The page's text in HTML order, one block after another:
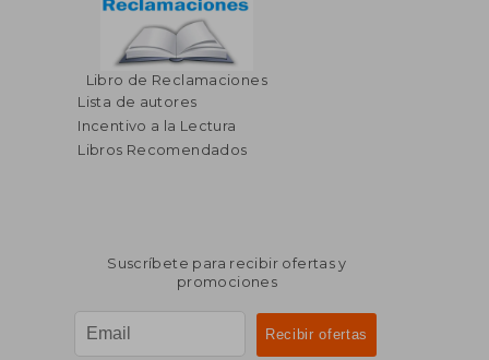
Libro de Reclamaciones
Lista de autores
Incentivo a la Lectura
Libros Recomendados
Suscríbete para recibir ofertas y
promociones